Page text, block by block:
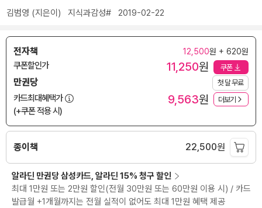
김범영 (지은이) 지식과감성# 2019-02-22
전자책 12,500원 + 620원
쿠폰할인가 11,250원 쿠폰
만권당 첫 달 무료
카드최대혜택가
(+쿠폰 적용 시)
9,563원 더보기
종이책 22,500원
알라딘 만권당 삼성카드, 알라딘 15% 청구 할인
최대 1만원 또는 2만원 할인(전월 30만원 또는 60만원 이용 시) / 카드
발급월 +1개월까지는 전월 실적이 없어도 최대 1만원 혜택 제공